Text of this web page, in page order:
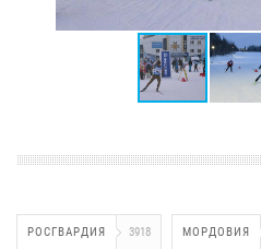
РОСГВАРДИЯ 3918 МОРДОВИЯ